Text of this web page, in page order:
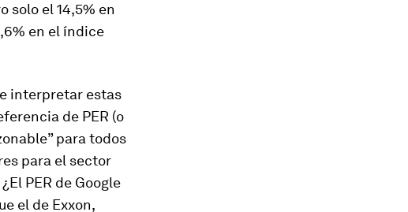
solo el 14,5% en
en el índice
interpretar estas
de PER (o
para todos
para el sector
¿El PER de Google
el de Exxon,